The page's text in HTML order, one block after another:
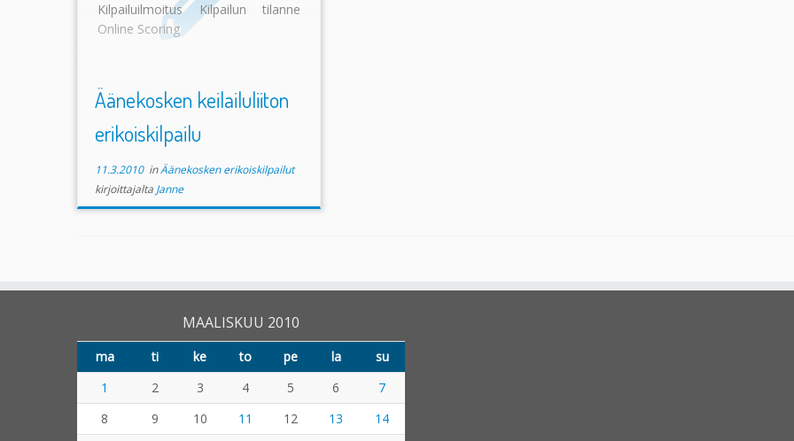
Kilpailuilmoitus Kilpailun tilanne
Online Scoring
Äänekosken keilailuliiton
erikoiskilpailu
11.3.2010inÄänekosken erikoiskilpailut
kirjoittajalta Janne
MAALISKUU 2010
ma ti ke to pe la
su
1
2 3 4 5 6
7
8
9 10 11 12 13 14